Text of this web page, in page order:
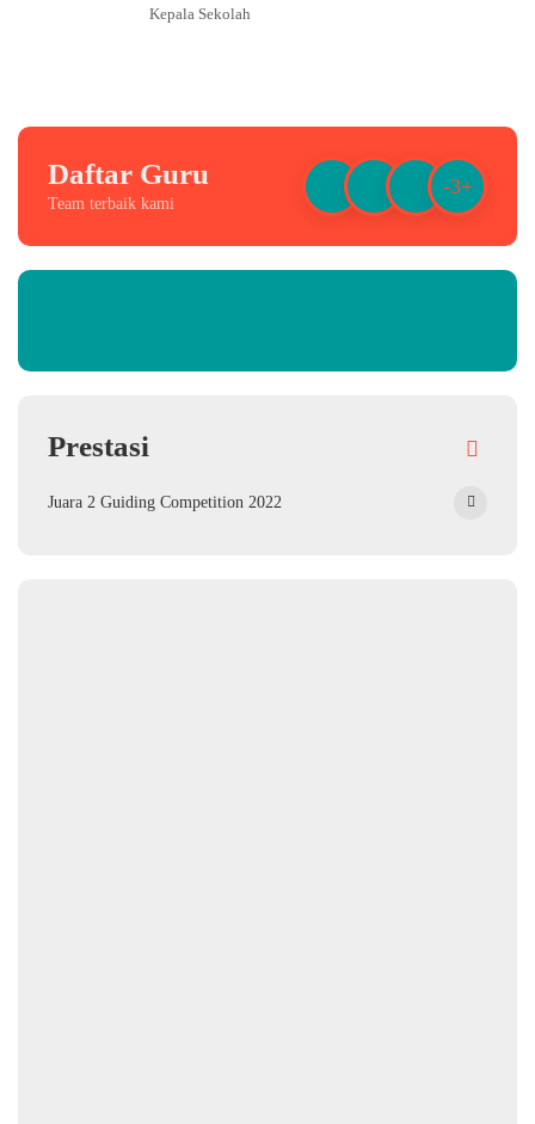
Kepala Sekolah
Daftar Guru
Team terbaik kami
-3+
Prestasi
Juara 2 Guiding Competition 2022